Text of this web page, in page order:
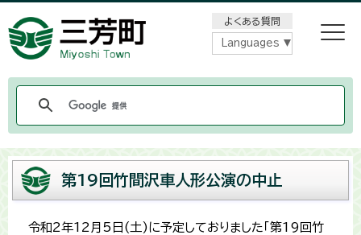
よくある質問
Languages
第19回竹間沢車人形公演の中止
令和2年12月5日(土)に予定しておりました「第19回竹